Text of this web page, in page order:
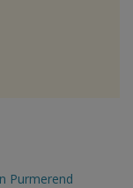
Purmerend